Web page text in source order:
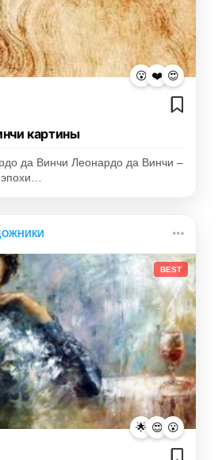
😮 ❤️ 😍
картины
да Винчи Леонардо да Винчи –
эпохи…
BEST
🌟 😍 😮